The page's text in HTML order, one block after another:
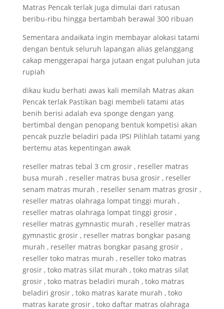
Matras Pencak terlak juga dimulai dari ratusan
beribu-ribu hingga bertambah berawal 300 ribuan
Sementara andaikata ingin membayar alokasi tatami
dengan bentuk seluruh lapangan alias gelanggang
cakap menggerapai harga jutaan engat puluhan juta
rupiah
dikau kudu berhati awas kali memilah Matras akan
Pencak terlak Pastikan bagi membeli tatami atas
benih berisi adalah eva sponge dengan yang
bertimbal dengan penopang bentuk kompetisi akan
pencak puzzle beladiri pada IPSI Pilihlah tatami yang
bertemu atas kepentingan awak
reseller matras tebal 3 cm grosir , reseller matras
busa murah , reseller matras busa grosir , reseller
senam matras murah , reseller senam matras grosir ,
reseller matras olahraga lompat tinggi murah ,
reseller matras olahraga lompat tinggi grosir ,
reseller matras gymnastic murah , reseller matras
gymnastic grosir , reseller matras bongkar pasang
murah , reseller matras bongkar pasang grosir ,
reseller toko matras murah , reseller toko matras
grosir , toko matras silat murah , toko matras silat
grosir , toko matras beladiri murah , toko matras
beladiri grosir , toko matras karate murah , toko
matras karate grosir , toko daftar matras olahraga